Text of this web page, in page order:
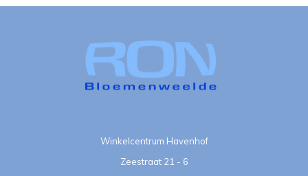
Winkelcentrum Havenhof
Zeestraat 21 - 6